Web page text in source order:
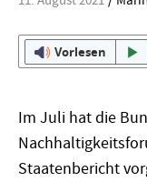
Vorlesen
Im Juli hat die
Staatenbericht